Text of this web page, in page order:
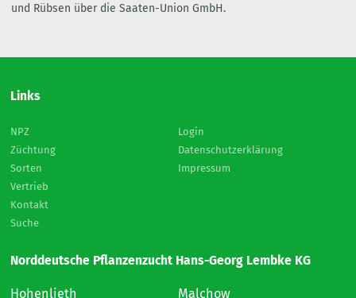
und Rübsen über die Saaten-Union GmbH.
Links
NPZ
Züchtung
Sorten
Vertrieb
Kontakt
Suche
Login
Datenschutzerklärung
Impressum
Norddeutsche Pflanzenzucht Hans-Georg Lembke KG
Hohenlieth Malchow